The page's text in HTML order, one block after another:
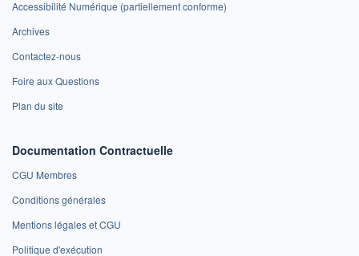
Accessibilité Numérique (partiellement conforme)
Archives
Contactez-nous
Foire aux Questions
Plan du site
Documentation Contractuelle
CGU Membres
Conditions générales
Mentions légales et CGU
Politique d'exécution